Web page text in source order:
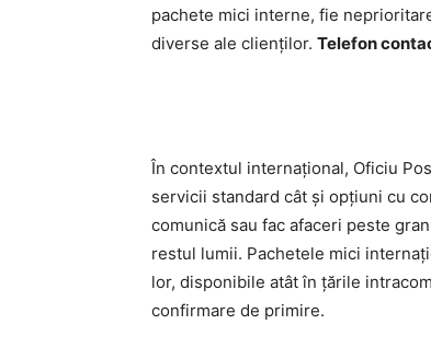
pachete mici interne, fie
diverse ale clienților. Telefon
În contextul internațional, Oficiu
servicii standard cât și opțiuni cu
comunică sau fac afaceri peste
restul lumii. Pachetele mici
lor, disponibile atât în țările
confirmare de primire.